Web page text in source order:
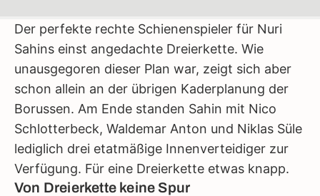
Der perfekte rechte Schienenspieler für Nuri
Sahins einst angedachte Dreierkette. Wie
unausgegoren dieser Plan war, zeigt sich aber
schon allein an der übrigen Kaderplanung der
Borussen. Am Ende standen Sahin mit Nico
Schlotterbeck, Waldemar Anton und Niklas Süle
lediglich drei etatmäßige Innenverteidiger zur
Verfügung. Für eine Dreierkette etwas knapp.
Von Dreierkette keine Spur